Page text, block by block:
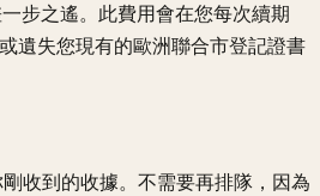
步之遙。此費用會在您每次續期
遺失您現有的歐洲聯合市登記證書
收到的收據。不需要再排隊，因為